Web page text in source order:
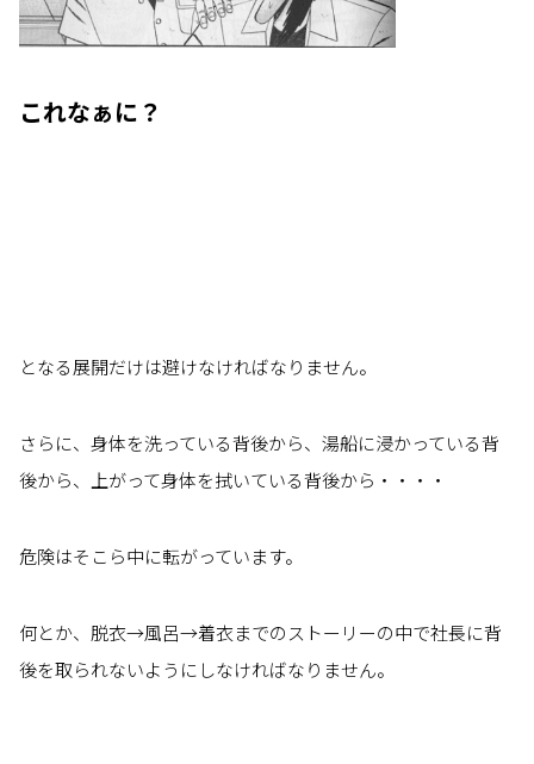
これなぁに？
となる展開だけは避けなければなりません。
さらに、身体を洗っている背後から、湯船に浸かっている背
後から、上がって身体を拭いている背後から・・・・
危険はそこら中に転がっています。
何とか、脱衣→風呂→着衣までのストーリーの中で社長に背
後を取られないようにしなければなりません。